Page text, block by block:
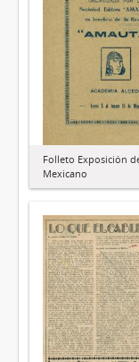
Folleto Exposición
Mexicano